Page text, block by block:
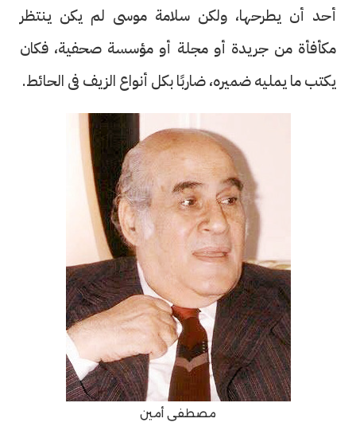
أحد أن يطرحها، ولكن سلامة موسى لم يكن ينتظر
مكأفأة من جريدة أو مجلة أو مؤسسة صحفية، فكان
يكتب ما يمليه ضميره، ضاربًا بكل أنواع الزيف فى الحائط.
مصطفى أمين